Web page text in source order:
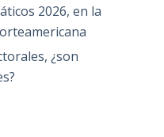
2026, en la
¿son